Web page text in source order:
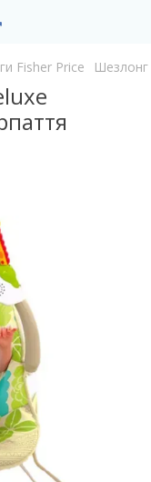
Fisher Price Шезлонг